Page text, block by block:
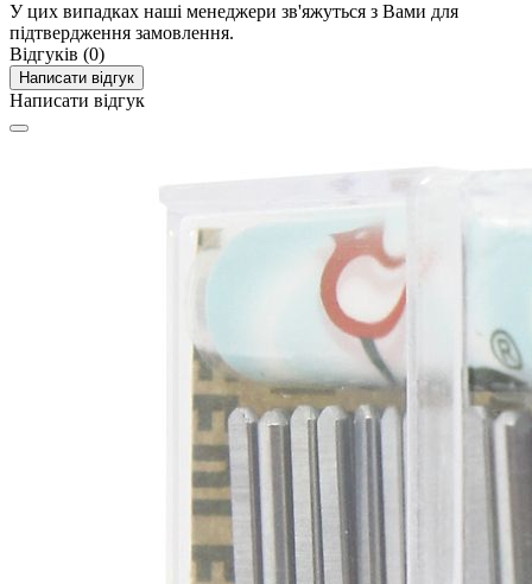
У цих випадках наші менеджери зв'яжуться з Вами для
підтвердження замовлення.
Відгуків (0)
Написати відгук
Написати відгук